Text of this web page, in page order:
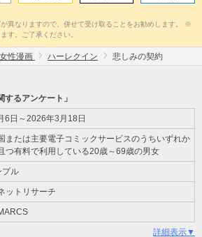
異なりますので、併せて受け取ることをお勧めします。 ※
す。ご了承ください。
女性漫画 ハーレクイン 悲しみの契約
するアンケート」
6日～2026年3月18日
または主要電子コミックサービスのうちいずれか
つ有料で利用している20歳～69歳の男女
プル
ットリサーチ
詳細表示▼